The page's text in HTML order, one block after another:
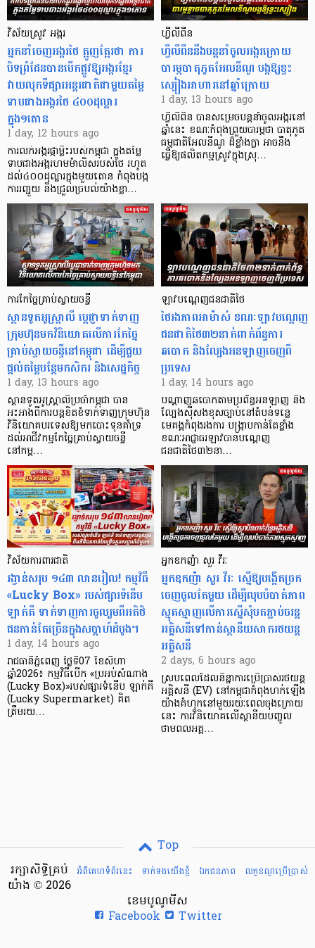
វិស័យស្រូវ អង្ករ
អ្នកនាំចេញអង្ករថៃ ត្អូញត្អែរថា ការ
បិទព្រំដែនបានបើកផ្លូវឱ្យអង្ករខ្មែរ
វាយលុកទីផ្សារអន្តរជាតិជាមួយតម្លៃ
ទាបជាងអង្ករថៃ ៤០០ដុល្លារ
ក្នុង១តោន
1 day, 12 hours ago
ការលក់អង្ករផ្កាម្លិះរបស់កម្ពុជា ក្នុងតម្លៃ
ទាបជាងអង្ករហមម៉ាលិសរបស់ថៃ រហូត
ដល់៤០០ដុល្លារក្នុងមួយតោន កំពុងបង្ក
ការរញ្ជួយ និងជ្រួលច្របល់យ៉ាងខ្លា…
ហ្វីលីពីន
ហ្វីលីពីននឹងបន្តនាំចូលអង្ករក្រោយ
បារម្ភបាតុភូតអែលនីណូ បង្កឱ្យខ្វះ
ស្បៀងអាហារនៅឆ្នាំក្រោយ
1 day, 13 hours ago
ហ្វីលីពីន បាន​សម្រេចបន្តនាំចូលអង្ករនៅ
ឆ្នាំនេះ ខណៈកំពុងព្រួយបារម្ភថា បាតុភូត
ធម្មជាតិអែលនីណូ ដ៏ខ្លាំងក្លា​ អាចនឹង
ធ្វើឱ្យផលិតកម្មស្រូវក្នុងស្រុ…
ការកែច្នៃគ្រាប់ស្វាយចន្ទី
ស្ថានទូតអូស្ត្រាលី ប្តេជ្ញាទាក់ទាញ
ក្រុមហ៊ុនមក​វិនិយោគលើការកែច្នៃ
គ្រាប់ស្វាយចន្ទីនៅកម្ពុជា ដើម្បីជួយ
ផ្តល់តម្លៃបន្ថែមកសិករ និងសេដ្ឋកិច្ច
1 day, 13 hours ago
ស្ថានទូតអូស្ត្រាលីប្រចាំកម្ពុជា បាន
អះអាងពីការបន្តខិតខំទាក់ទាញក្រុមហ៊ុន
វិនិយោគបរទេសឱ្យមកបោះទុនគាំទ្រ
ដល់អាជីវកម្មកែច្នៃគ្រាប់ស្វាយចន្ទី
នៅកម្ព…
ឡាវបណ្តេញជនជាតិថៃ
ថៃរងភាពអាម៉ាស់ ខណៈឡាវបណ្តេញ
ជនជាតិថៃ៣២នាក់ពាក់ព័ន្ធការ
ឆបោក និងល្បែងអនឡាញចេញពី
ប្រទេស
1 day, 14 hours ago
បណ្តាញឆបោកតាមប្រព័ន្ធអនឡាញ និង
ល្បែងស៊ីសងខុសច្បាប់នៅតំបន់ទន្លេ
មេគង្គកំពុងរងការ បង្ក្រាប​កាន់តែខ្លាំង
ខណៈអាជ្ញាធរឡាវបានបណ្តេញ
ជនជាតិថៃ៣២នា…
វិស័យការពារជាតិ
រង្វាន់សរុប ១៤៣ លានរៀល! កម្មវិធី
«Lucky Box» របស់ផ្សារទំនើប
ឡាក់គី ទាក់ទាញការចូលរួមពីអតិថិ
ជនកាន់តែច្រើនក្នុងសប្តាហ៍ដំបូង។
1 day, 14 hours ago
រាជធានីភ្នំពេញ ថ្ងៃទី07 ខែសីហា
ឆ្នាំ2026៖ កម្មវិធីបើក «ប្រអប់សំណាង
(Lucky Box)»របស់ផ្សារទំនើប ឡាក់គី
(Lucky Supermarket) គិត
ត្រឹមរយ…
អ្នកឧកញ៉ា សួរ វីរៈ
អ្នកឧកញ៉ា សួរ វីរៈ ស្នើឱ្យបង្កើតច្រក
ចេញចូលតែមួយ ដើម្បីលុបបំបាត់ភាព
ស្មុគស្មាញលើការស្នើសុំបតភ្ជាប់ចរន្ត
អគ្គិសនីទៅកាន់ស្ថានីយសាករថយន្ត
អគ្គិសនី
2 days, 6 hours ago
ស្របពេលដែលនិន្នាការប្រើប្រាស់រថយន្ត
អគ្គិសនី (EV) នៅកម្ពុជាកំពុងហក់ឡើង
យ៉ាងគំហុកនៅមួយរយៈពេលចុងក្រោយ
នេះ ការវិនិយោគលើស្ថានីយបញ្ចូល
ថាមពលអគ្គ…
Top
អំពីគេហទំព័រនេះ
ទាក់ទងយើងខ្ញំ ឯកជនភាព លក្ខខណ្ឌ​ប្រើ​ប្រាស់
រក្សាសិទ្ធិគ្រប់
យ៉ាង © 2026
ខេមបូណូមីស
Facebook
Twitter